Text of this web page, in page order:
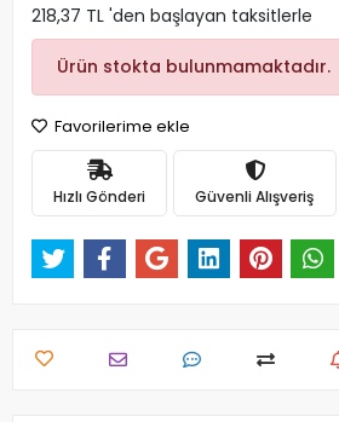
218,37 TL 'den başlayan taksitlerle
Ürün stokta bulunmamaktadır.
Favorilerime ekle
Hızlı Gönderi Güvenli Alışveriş